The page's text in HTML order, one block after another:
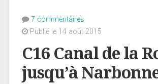
7 commentaires
Publié le 14 août 2015
C16 Canal de la
jusqu’à